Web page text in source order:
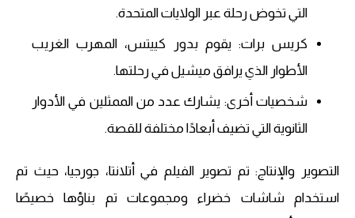
التي تخوض رحلة عبر الولايات المتحدة.
كريس برات: يقوم بدور كييتس، المهرب الغريب
الأطوار الذي يرافق ميشيل في رحلتها.
شخصيات أخرى: يشارك عدد من الممثلين في الأدوار
الثانوية التي تضيف أبعادًا مختلفة للقصة.
التصوير والإنتاج: تم تصوير الفيلم في أتلانتا، جورجيا، حيث تم
استخدام شاشات خضراء ومجموعات تم بناؤها خصيصًا